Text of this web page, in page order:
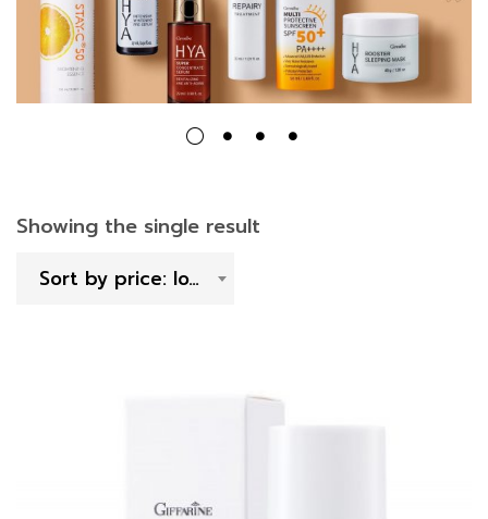
Showing the single result
Sort by price: low to high